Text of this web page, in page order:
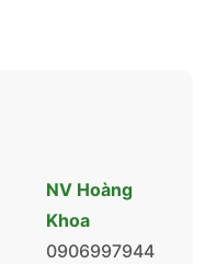
NV Hoàng
Khoa
0906997944